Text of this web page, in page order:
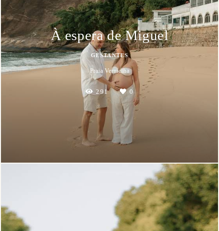
À espera de Miguel
GESTANTES
Praia Vermelha
291 0